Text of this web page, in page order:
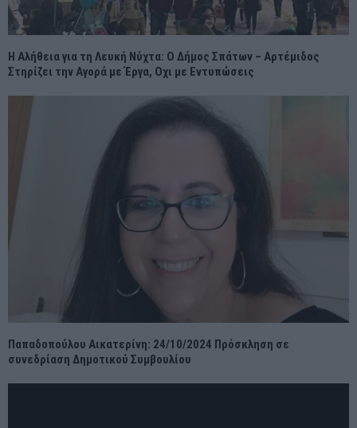
Η Αλήθεια για τη Λευκή Νύχτα: Ο Δήμος Σπάτων – Αρτέμιδος
Στηρίζει την Αγορά με Έργα, Οχι με Εντυπώσεις
Παπαδοπούλου Αικατερίνη: 24/10/2024 Πρόσκληση σε
συνεδρίαση Δημοτικού Συμβουλίου